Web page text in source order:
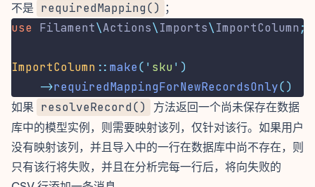
不是 requiredMapping() ；
use Filament\Actions\Imports\ImportColumn ;
ImportColumn :: make( ' sku ' )
->requiredMappingForNewRecordsOnly()
如果 resolveRecord()
方法返回一个尚未保存在数据
库中的模型实例，则需要映射该列，仅针对该行。如果用户
没有映射该列，并且导入中的一行在数据库中尚不存在，则
只有该行将失败，并且在分析完每一行后，将向失败的